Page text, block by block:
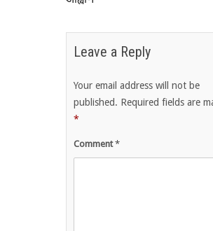
Leave a Reply
Your email address will not be
published. Required fields are
*
Comment*